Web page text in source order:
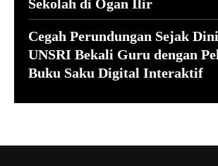
Sekolah di Ogan Ilir
Cegah Perundungan Sejak
UNSRI Bekali Guru dengan
Buku Saku Digital Interaktif